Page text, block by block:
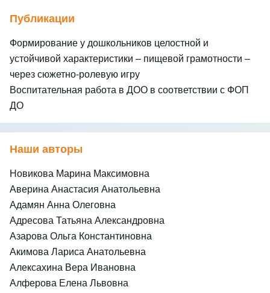
Публикации
Формирование у дошкольников целостной и
устойчивой характеристики – пищевой грамотности –
через сюжетно-ролевую игру
Воспитательная работа в ДОО в соответствии с ФОП
ДО
Наши авторы
Новикова Марина Максимовна
Аверина Анастасия Анатольевна
Адамян Анна Олеговна
Адресова Татьяна Александровна
Азарова Ольга Константиновна
Акимова Лариса Анатольевна
Алексахина Вера Ивановна
Алферова Елена Львовна